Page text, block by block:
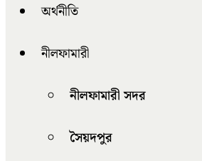
অর্থনীতি
নীলফামারী
নীলফামারী সদর
সৈয়দপুর